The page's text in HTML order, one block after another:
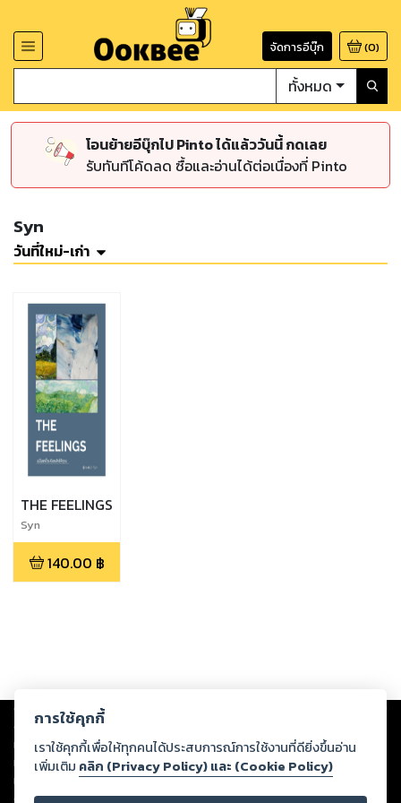
จัดการอีบุ๊ก (0)
ทั้งหมด
โอนย้ายอีบุ๊กไป Pinto ได้แล้ววันนี้ กดเลย
รับทันทีโค้ดลด ซื้อและอ่านได้ต่อเนื่องที่ Pinto
Syn
วันที่ใหม่-เก่า
THE FEELINGS
Syn
140.00 ฿
Copyright © 2026
ต่อผลงานหรือเนื้อหาใดที่อัปโหลดผ่านเว็บไซต์และปรากฏว่าละเมิดสิทธิใน
ทรัพย์สินทางปัญญาของบุคคลอื่นหรือขัดต่อกฎหมายและศีลธรรม ดังนั้น ผู้อ่าน
ทุกท่านโปรดใช้วิจารณญาณในการกลั่นกรองด้วยตนเอง และหากท่านพบว่าส่วน
หนึ่งส่วนใดขัดต่อกฎหมายและศีลธรรม กรุณาแจ้งมายังบริษัท เพื่อทีมงานจะได้
ดำเนินการในทันที ทั้งนี้ ทางสตอรี่ล็อกขอสงวนลิขสิทธิ์ตามพระราชบัญญัติ
การใช้คุกกี้
เราใช้คุกกี้เพื่อให้ทุกคนได้ประสบการณ์การใช้งานที่ดียิ่งขึ้นอ่าน
เพิ่มเติม คลิก (Privacy Policy) และ (Cookie Policy)